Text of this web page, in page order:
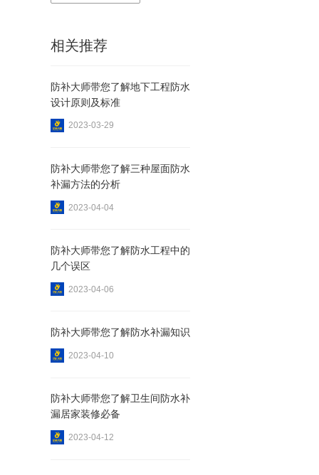
相关推荐
防补大师带您了解地下工程防水
设计原则及标准
2023-03-29
防补大师带您了解三种屋面防水
补漏方法的分析
2023-04-04
防补大师带您了解防水工程中的
几个误区
2023-04-06
防补大师带您了解防水补漏知识
2023-04-10
防补大师带您了解卫生间防水补
漏居家装修必备
2023-04-12